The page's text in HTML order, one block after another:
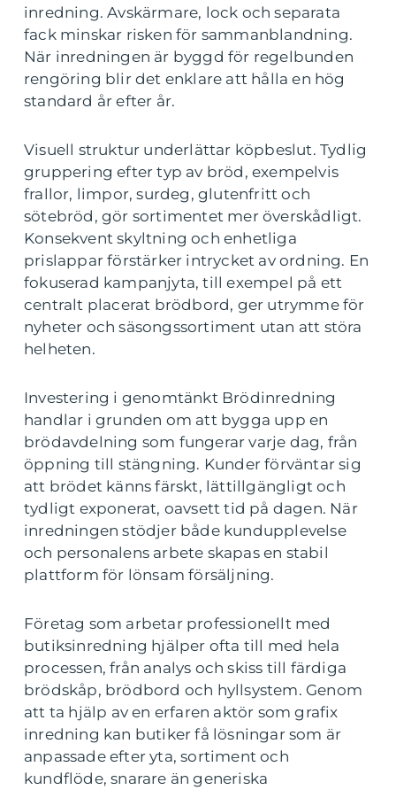
inredning. Avskärmare, lock och separata
fack minskar risken för sammanblandning.
När inredningen är byggd för regelbunden
rengöring blir det enklare att hålla en hög
standard år efter år.
Visuell struktur underlättar köpbeslut. Tydlig
gruppering efter typ av bröd, exempelvis
frallor, limpor, surdeg, glutenfritt och
sötebröd, gör sortimentet mer överskådligt.
Konsekvent skyltning och enhetliga
prislappar förstärker intrycket av ordning. En
fokuserad kampanjyta, till exempel på ett
centralt placerat brödbord, ger utrymme för
nyheter och säsongssortiment utan att störa
helheten.
Investering i genomtänkt Brödinredning
handlar i grunden om att bygga upp en
brödavdelning som fungerar varje dag, från
öppning till stängning. Kunder förväntar sig
att brödet känns färskt, lättillgängligt och
tydligt exponerat, oavsett tid på dagen. När
inredningen stödjer både kundupplevelse
och personalens arbete skapas en stabil
plattform för lönsam försäljning.
Företag som arbetar professionellt med
butiksinredning hjälper ofta till med hela
processen, från analys och skiss till färdiga
brödskåp, brödbord och hyllsystem. Genom
att ta hjälp av en erfaren aktör som grafix
inredning kan butiker få lösningar som är
anpassade efter yta, sortiment och
kundflöde, snarare än generiska